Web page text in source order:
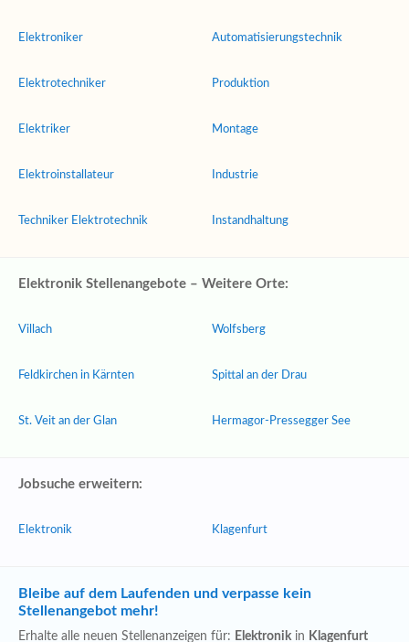
Elektroniker
Elektrotechniker
Elektriker
Elektroinstallateur
Techniker Elektrotechnik
Automatisierungstechnik
Produktion
Montage
Industrie
Instandhaltung
Elektronik Stellenangebote – Weitere Orte:
Villach
Feldkirchen in Kärnten
St. Veit an der Glan
Wolfsberg
Spittal an der Drau
Hermagor-Pressegger See
Jobsuche erweitern:
Elektronik Klagenfurt
Bleibe auf dem Laufenden und verpasse kein
Stellenangebot mehr!
Erhalte alle neuen Stellenanzeigen für: Elektronikin Klagenfurt